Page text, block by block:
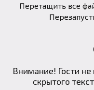
Перетащить все
Внимание! Гости
скрытого